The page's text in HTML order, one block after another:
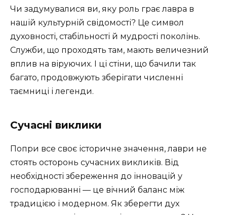
Чи задумувалися ви, яку роль грає лавра в
нашій культурній свідомості? Це символ
духовності, стабільності й мудрості поколінь.
Служби, що проходять там, мають величезний
вплив на віруючих. І ці стіни, що бачили так
багато, продовжують зберігати численні
таємниці і легенди.
Сучасні виклики
Попри все своє історичне значення, лаври не
стоять осторонь сучасних викликів. Від
необхідності збереження до інновацій у
господарюванні — це вічний баланс між
традицією і модерном. Як зберегти дух